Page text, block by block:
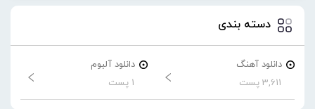
دسته بندی
دانلود آهنگ
3,611 پست
دانلود آلبوم
1 پست